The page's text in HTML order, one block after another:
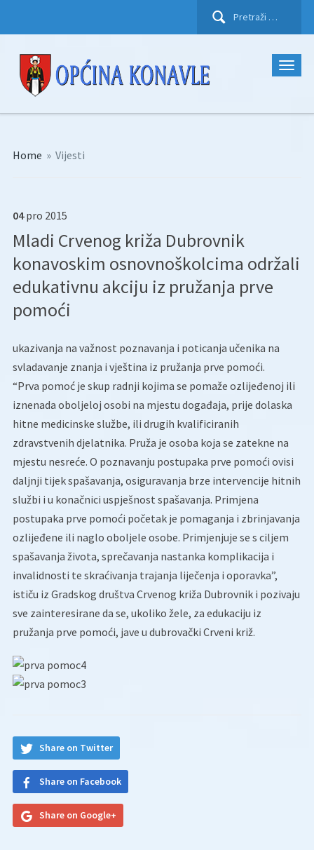
Pretraži:
Home » Vijesti
04 pro 2015
Mladi Crvenog križa Dubrovnik
konavoskim osnovnoškolcima održali
edukativnu akciju iz pružanja prve
pomoći
ukazivanja na važnost poznavanja i poticanja učenika na
svladavanje znanja i vještina iz pružanja prve pomoći.
“Prva pomoć je skup radnji kojima se pomaže ozlijeđenoj ili
iznenada oboljeloj osobi na mjestu događaja, prije dolaska
hitne medicinske službe, ili drugih kvalificiranih
zdravstvenih djelatnika. Pruža je osoba koja se zatekne na
mjestu nesreće. O poznavanju postupaka prve pomoći ovisi
daljnji tijek spašavanja, osiguravanja brze intervencije hitnih
službi i u konačnici uspješnost spašavanja. Primjena
postupaka prve pomoći početak je pomaganja i zbrinjavanja
ozlijeđene ili naglo oboljele osobe. Primjenjuje se s ciljem
spašavanja života, sprečavanja nastanka komplikacija i
invalidnosti te skraćivanja trajanja liječenja i oporavka”,
ističu iz Gradskog društva Crvenog križa Dubrovnik i pozivaju
sve zainteresirane da se, ukoliko žele, za edukaciju iz
pružanja prve pomoći, jave u dubrovački Crveni križ.
Share on Twitter
Share on Facebook
Share on Google+